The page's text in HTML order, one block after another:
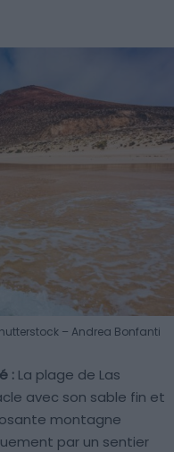
– Andrea Bonfanti
: La plage de Las
avec son sable fin et
montagne
par un sentier